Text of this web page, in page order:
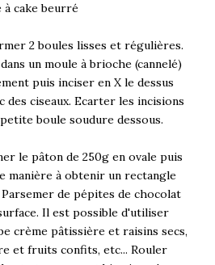
à cake beurré
2 boules lisses et régulières.
un moule à brioche (cannelé)
puis inciser en X le dessus
des ciseaux. Ecarter les incisions
boule soudure dessous.
le pâton de 250g en ovale puis
manière à obtenir un rectangle
de pépites de chocolat
Il est possible d'utiliser
crème pâtissière et raisins secs,
et fruits confits, etc... Rouler